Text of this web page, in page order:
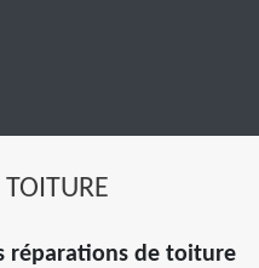
réparations de toiture